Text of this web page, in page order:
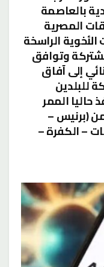
بالعاصمة
الوزير 1. العلاقات المصرية
الراسخة
وتوافق
إلى آفاق
للبلدين
2. مصر تنفذ حاليا الممر
(برنيس –
– الكفرة –